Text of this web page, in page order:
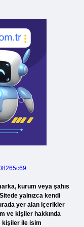
kurum veya şahıs
yalnızca kendi
yer alan içerikler
ve kişiler hakkında
kişiler ile isim